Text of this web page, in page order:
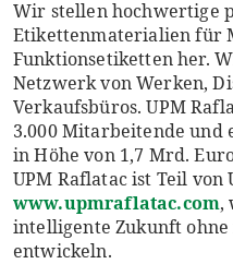
Wir stellen hochwertige
Etikettenmaterialien für
Funktionsetiketten her.
Netzwerk von Werken,
Verkaufsbüros. UPM
3.000 Mitarbeitende und
in Höhe von 1,7 Mrd.
UPM Raflatac ist Teil
www.upmraflatac.com,
intelligente Zukunft ohne
entwickeln.